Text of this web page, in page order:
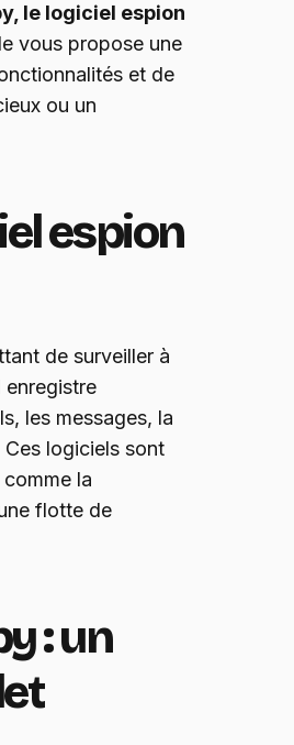
le logiciel espion
vous propose une
et de
ou un
espion
de surveiller à
enregistre
les messages, la
Ces logiciels sont
la
flotte de
: un